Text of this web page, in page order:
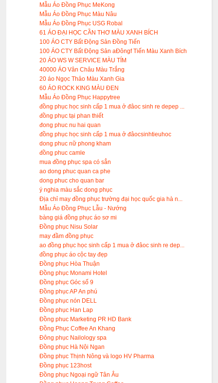
Mẫu Áo Đồng Phục MeKong
Mẫu Áo Đồng Phục Màu Nâu
Mẫu Áo Đồng Phục USG Robal
61 ÁO ĐẠI HỌC CẦN THƠ MÀU XANH BÍCH
100 ÁO CTY Bất Động Sản Đồng Tiến
100 ÁO CTY Bất Động Sản aĐôngf Tiến Màu Xanh Bích
20 ÁO WS W SERVICE MÀU TÍM
40000 ÁO Vân Châu Màu Trắng
20 áo Ngọc Thảo Màu Xanh Gia
60 ÁO ROCK KING MÀU ĐEN
Mẫu Áo Đồng Phục Happytree
đồng phục học sinh cấp 1 mua ở đâoc sinh re depep ...
đồng phục tại phan thiết
đong phuc nu hai quan
đồng phục học sinh cấp 1 mua ở đâocsinhtieuhoc
dong phuc nữ phong kham
đồng phuc camle
mua đồng phục spa có sẳn
ao dong phuc quan ca phe
dong phuc cho quan bar
ý nghia màu sắc dong phục
Địa chỉ may đồng phục trường đại học quốc gia hà n...
Mẫu Áo Đồng Phục Lẫu - Nướng
bàng giá đồng phục áo sơ mi
Đồng phục Nisu Solar
may đầm đồng phục
ao đồng phục học sinh cấp 1 mua ở đâoc sinh re dep...
đồng phục áo cộc tay đẹp
Đồng phục Hòa Thuận
Đồng phục Monami Hotel
Đồng phục Góc số 9
Đồng phục AP An phú
Đồng phục nón DELL
Đồng phục Han Lap
Đồng phuc Marketing PR HD Bank
Đồng Phục Coffee An Khang
Đông phục Nailology spa
Đồng phục Hà Nội Ngan
Đồng phục Thịnh Nông và logo HV Pharma
Đồng phục 123host
Đồng phục Ngoại ngữ Tân Âu